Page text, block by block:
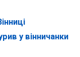
у вінничанки